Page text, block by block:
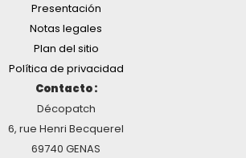
Presentación
Notas legales
Plan del sitio
Política de privacidad
Contacto :
Décopatch
6, rue Henri Becquerel
69740 GENAS